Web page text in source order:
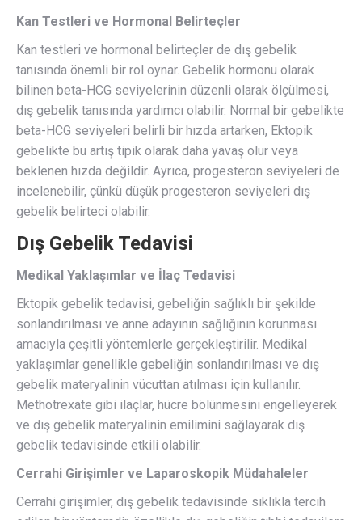
Kan Testleri ve Hormonal Belirteçler
Kan testleri ve hormonal belirteçler de dış gebelik
tanısında önemli bir rol oynar. Gebelik hormonu olarak
bilinen beta-HCG seviyelerinin düzenli olarak ölçülmesi,
dış gebelik tanısında yardımcı olabilir. Normal bir gebelikte
beta-HCG seviyeleri belirli bir hızda artarken, Ektopik
gebelikte bu artış tipik olarak daha yavaş olur veya
beklenen hızda değildir. Ayrıca, progesteron seviyeleri de
incelenebilir, çünkü düşük progesteron seviyeleri dış
gebelik belirteci olabilir.
Dış Gebelik Tedavisi
Medikal Yaklaşımlar ve İlaç Tedavisi
Ektopik gebelik tedavisi, gebeliğin sağlıklı bir şekilde
sonlandırılması ve anne adayının sağlığının korunması
amacıyla çeşitli yöntemlerle gerçekleştirilir. Medikal
yaklaşımlar genellikle gebeliğin sonlandırılması ve dış
gebelik materyalinin vücuttan atılması için kullanılır.
Methotrexate gibi ilaçlar, hücre bölünmesini engelleyerek
ve dış gebelik materyalinin emilimini sağlayarak dış
gebelik tedavisinde etkili olabilir.
Cerrahi Girişimler ve Laparoskopik Müdahaleler
Cerrahi girişimler, dış gebelik tedavisinde sıklıkla tercih